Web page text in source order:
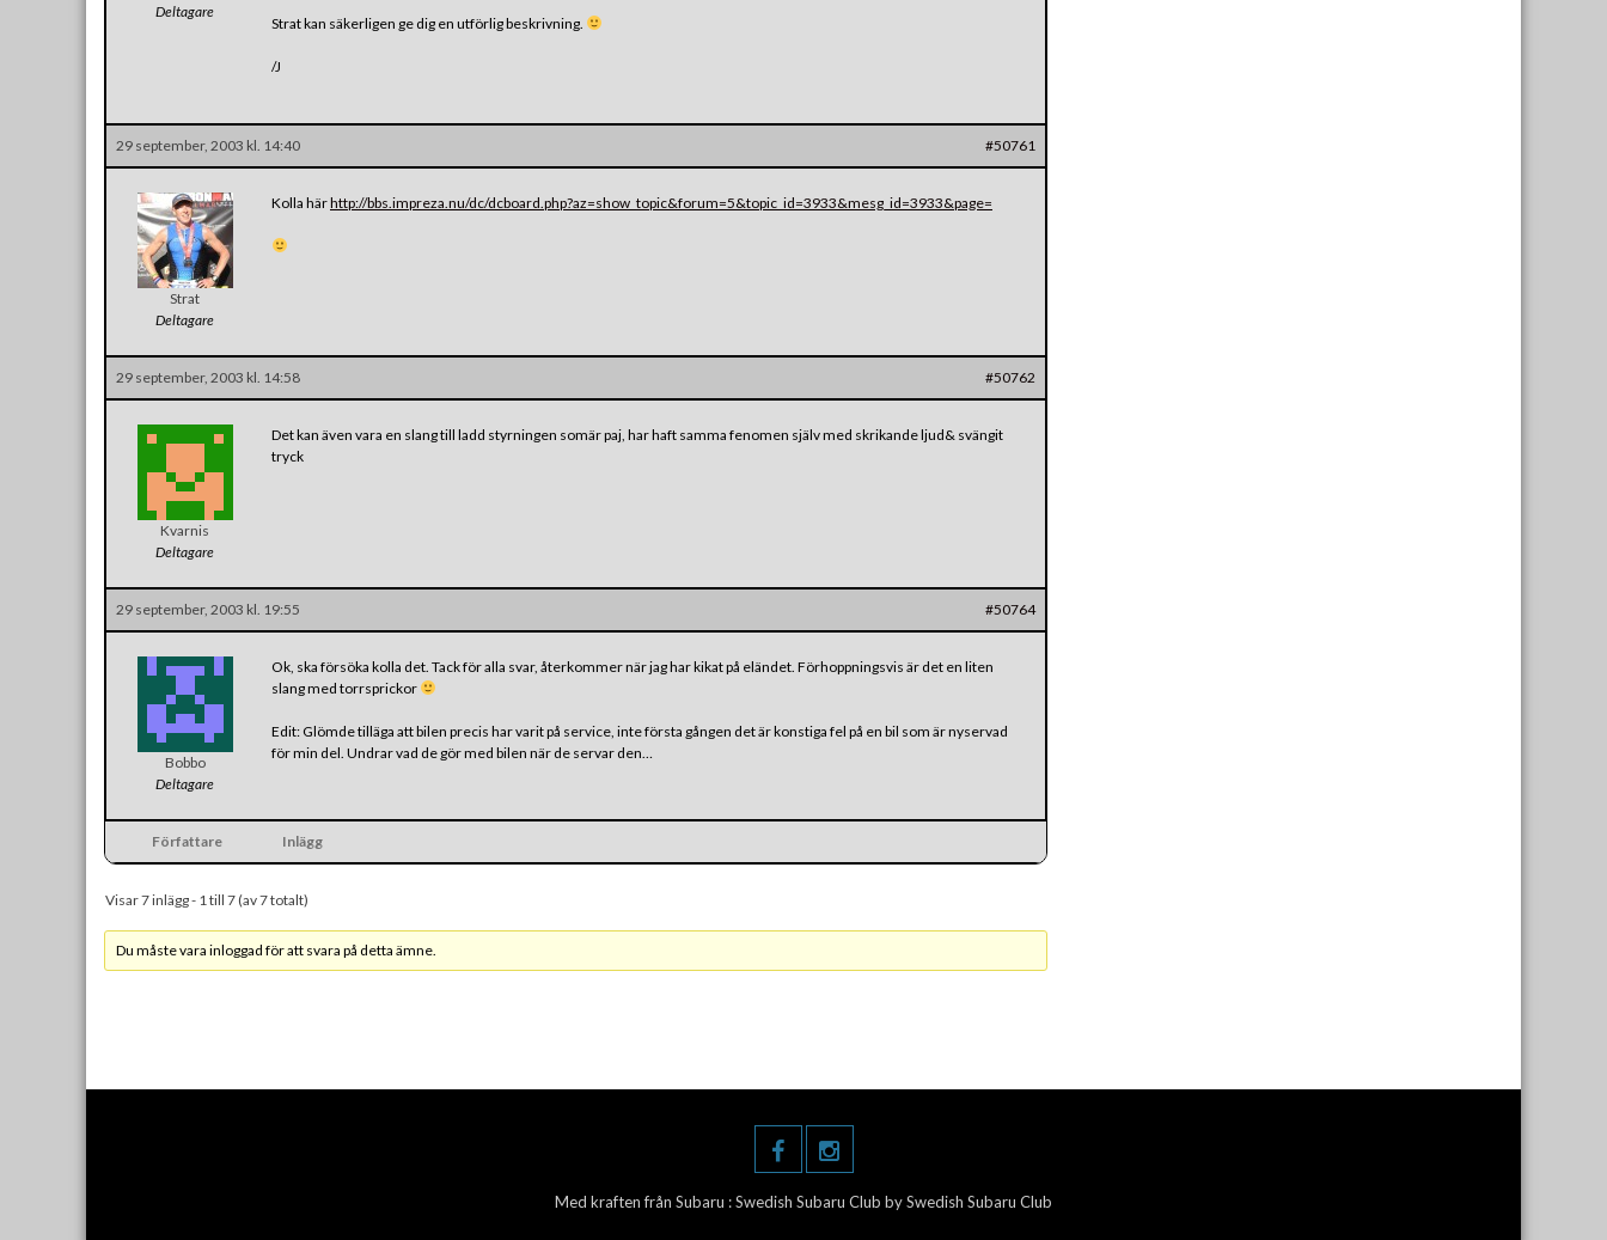
Deltagare
Strat kan säkerligen ge dig en utförlig beskrivning.
/J
29 september, 2003 kl. 14:40 #50761
Strat
Deltagare
Kolla härhttp://bbs.impreza.nu/dc/dcboard.php?az=show_topic&forum=5&topic_id=3933&mesg_id=3933&page=
29 september, 2003 kl. 14:58 #50762
Kvarnis
Deltagare
Det kan även vara en slang till ladd styrningen somär paj, har haft samma fenomen själv med skrikande ljud& svängit
tryck
29 september, 2003 kl. 19:55 #50764
Bobbo
Deltagare
Ok, ska försöka kolla det. Tack för alla svar, återkommer när jag har kikat på eländet. Förhoppningsvis är det en liten
slang med torrsprickor
Edit: Glömde tilläga att bilen precis har varit på service, inte första gången det är konstiga fel på en bil som är nyservad
för min del. Undrar vad de gör med bilen när de servar den…
Författare Inlägg
Visar 7 inlägg - 1 till 7 (av 7 totalt)
Du måste vara inloggad för att svara på detta ämne.
Med kraften från Subaru :Swedish Subaru Club by Swedish Subaru Club